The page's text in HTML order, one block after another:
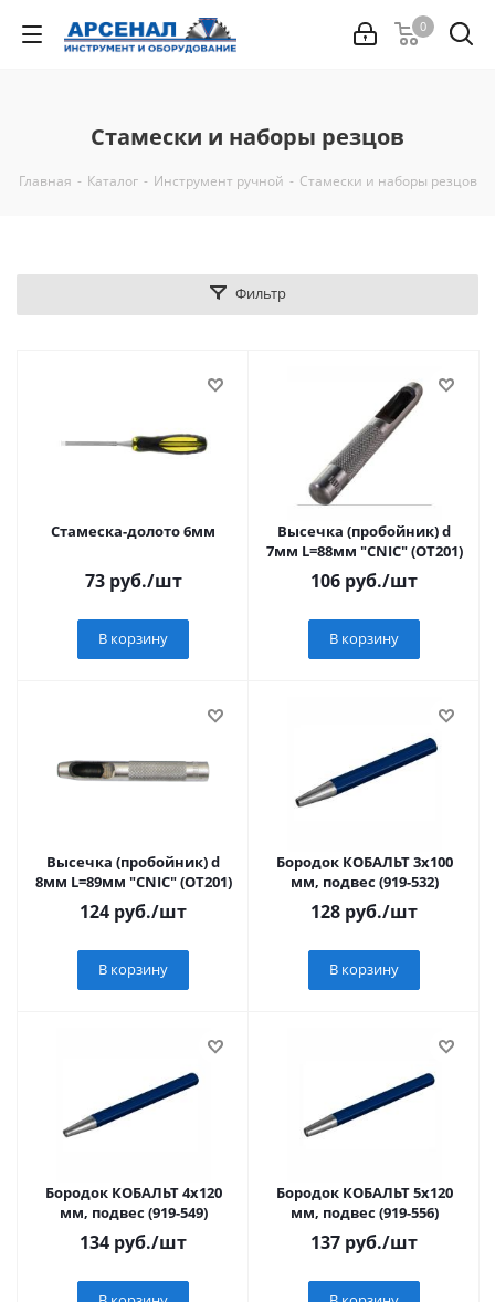
0
Стамески и наборы резцов
Главная - Каталог - Инструмент ручной - Стамески и наборы резцов
Фильтр
Стамеска-долото 6мм
73руб./шт
В корзину
Высечка (пробойник) d
7мм L=88мм "CNIC" (ОТ201)
106 руб./шт
В корзину
Высечка (пробойник) d
8мм L=89мм "CNIC" (ОТ201)
124 руб./шт
В корзину
Бородок КОБАЛЬТ 3х100
мм, подвес (919-532)
128 руб./шт
В корзину
Бородок КОБАЛЬТ 4х120
мм, подвес (919-549)
134 руб./шт
Бородок КОБАЛЬТ 5х120
мм, подвес (919-556)
137 руб./шт